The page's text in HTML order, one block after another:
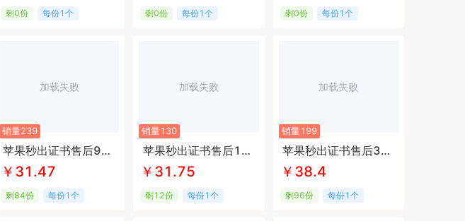
剩0份 每份1个 剩0份 每份1个 剩0份 每份1个
加载失败
销量239
苹果秒出证书售后90天
￥31.47
剩84份 每份1个
加载失败
销量130
苹果秒出证书售后180天
￥31.75
剩12份 每份1个
加载失败
销量199
苹果秒出证书售后300天
￥38.4
剩96份 每份1个